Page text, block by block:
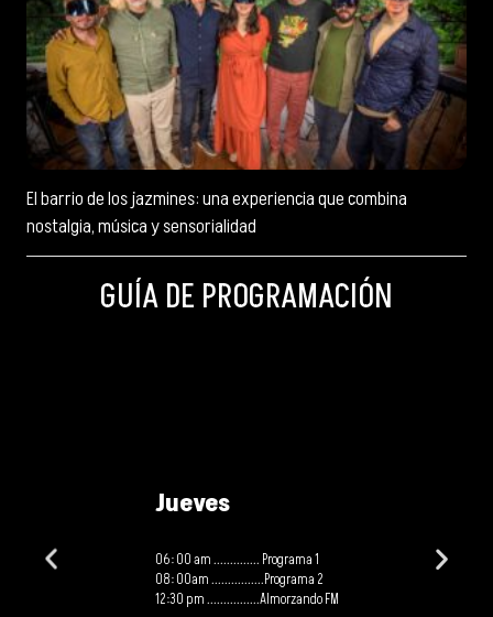
El barrio de los jazmines: una experiencia que combina
nostalgia, música y sensorialidad
GUÍA DE PROGRAMACIÓN
Jueves
06: 00 am .............. Programa 1
08: 00am ................Programa 2
12:30 pm ................Almorzando FM